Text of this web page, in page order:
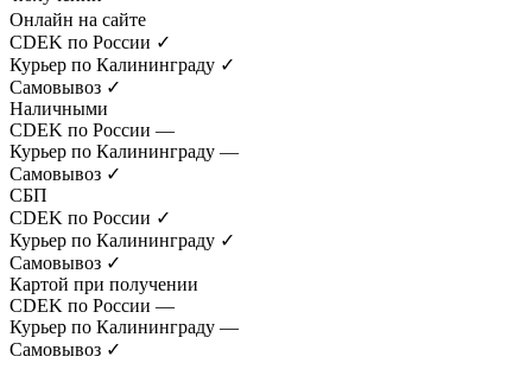
Онлайн на сайте
CDEK по России ✓
Курьер по Калининграду ✓
Самовывоз ✓
Наличными
CDEK по России —
Курьер по Калининграду —
Самовывоз ✓
СБП
CDEK по России ✓
Курьер по Калининграду ✓
Самовывоз ✓
Картой при получении
CDEK по России —
Курьер по Калининграду —
Самовывоз ✓